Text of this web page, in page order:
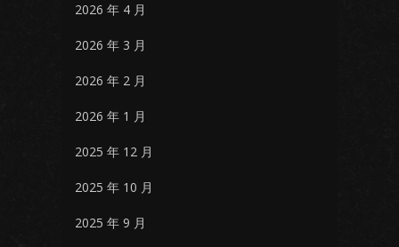
2026 年 4 月
2026 年 3 月
2026 年 2 月
2026 年 1 月
2025 年 12 月
2025 年 10 月
2025 年 9 月